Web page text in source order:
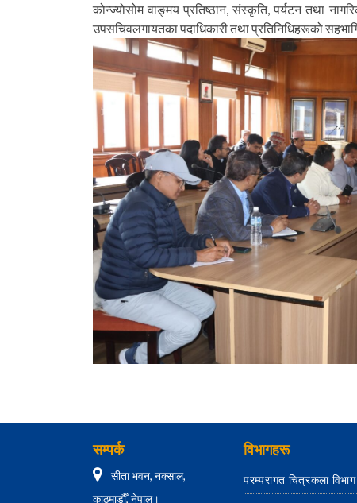
कोन्ज्योसोम वाङ्मय प्रतिष्ठान, संस्कृति, पर्यटन तथा
उपसचिवलगायतका पदाधिकारी तथा प्रतिनिधिहरूको
सम्पर्क
सीता भवन, नक्साल,
काठमाडौँ, नेपाल।
विभागहरू
परम्परागत चित्रकला विभाग